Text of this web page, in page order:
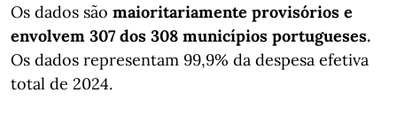
Os dados são maioritariamente provisórios e
envolvem 307 dos 308 municípios portugueses.
Os dados representam 99,9% da despesa efetiva
total de 2024.